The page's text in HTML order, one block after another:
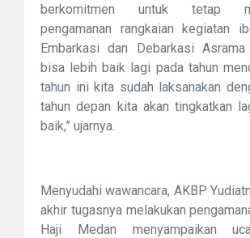
berkomitmen untuk tetap
pengamanan rangkaian kegiatan
Embarkasi dan Debarkasi
bisa lebih baik lagi pada tahun
tahun ini kita sudah laksanakan
tahun depan kita akan tingkatkan
baik,” ujarnya.
Menyudahi wawancara, AKBP
akhir tugasnya melakukan
Haji Medan menyampaikan